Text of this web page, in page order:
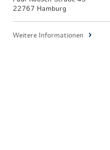
22767 Hamburg
Weitere Informationen